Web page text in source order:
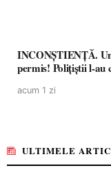
INCONȘTIENȚĂ.
permis! Polițiștii l-au
acum 1 zi
ULTIMELE